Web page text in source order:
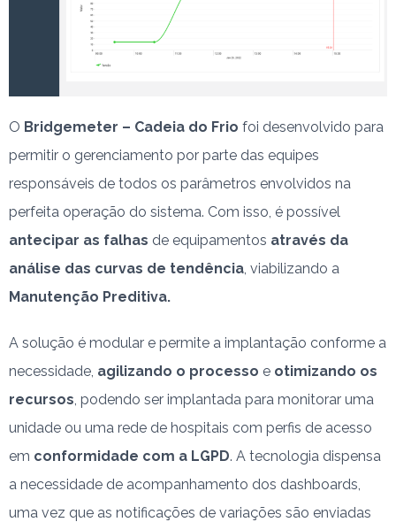
O Bridgemeter – Cadeia do Frio foi desenvolvido para
permitir o gerenciamento por parte das equipes
responsáveis de todos os parâmetros envolvidos na
perfeita operação do sistema. Com isso, é possível
antecipar as falhas de equipamentos através da
análise das curvas de tendência, viabilizando a
Manutenção Preditiva.
A solução é modular e permite a implantação conforme a
necessidade, agilizando o processo e otimizando os
recursos , podendo ser implantada para monitorar uma
unidade ou uma rede de hospitais com perfis de acesso
em conformidade com a LGPD. A tecnologia dispensa
a necessidade de acompanhamento dos dashboards,
uma vez que as notificações de variações são enviadas